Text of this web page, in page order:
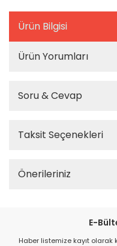
Ürün Bilgisi
Ürün Yorumları
Soru & Cevap
Taksit Seçenekleri
Önerileriniz
E-
Haber listemize kayıt